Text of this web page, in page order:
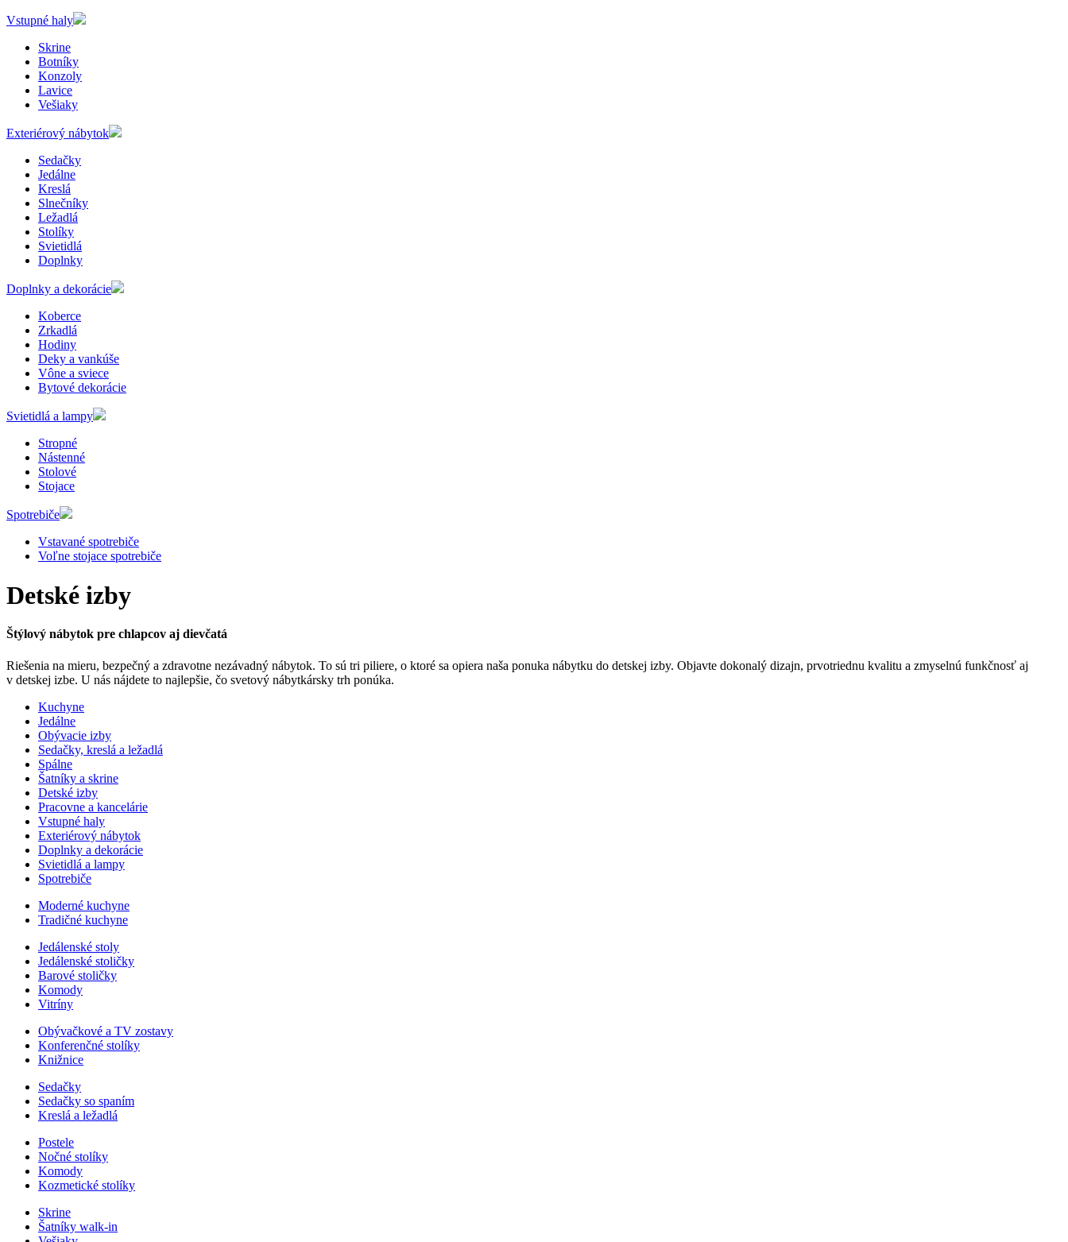
Vstupné haly
Skrine
Botníky
Konzoly
Lavice
Vešiaky
Exteriérový nábytok
Sedačky
Jedálne
Kreslá
Slnečníky
Ležadlá
Stolíky
Svietidlá
Doplnky
Doplnky a dekorácie
Koberce
Zrkadlá
Hodiny
Deky a vankúše
Vône a sviece
Bytové dekorácie
Svietidlá a lampy
Stropné
Nástenné
Stolové
Stojace
Spotrebiče
Vstavané spotrebiče
Voľne stojace spotrebiče
Detské izby
Štýlový nábytok pre chlapcov aj dievčatá
Riešenia na mieru, bezpečný a zdravotne nezávadný nábytok. To sú tri piliere, o ktoré sa opiera naša ponuka nábytku do detskej izby. Objavte dokonalý dizajn, prvotriednu kvalitu a zmyselnú funkčnosť aj
v detskej izbe. U nás nájdete to najlepšie, čo svetový nábytkársky trh ponúka.
Kuchyne
Jedálne
Obývacie izby
Sedačky, kreslá a ležadlá
Spálne
Šatníky a skrine
Detské izby
Pracovne a kancelárie
Vstupné haly
Exteriérový nábytok
Doplnky a dekorácie
Svietidlá a lampy
Spotrebiče
Moderné kuchyne
Tradičné kuchyne
Jedálenské stoly
Jedálenské stoličky
Barové stoličky
Komody
Vitríny
Obývačkové a TV zostavy
Konferenčné stolíky
Knižnice
Sedačky
Sedačky so spaním
Kreslá a ležadlá
Postele
Nočné stolíky
Komody
Kozmetické stolíky
Skrine
Šatníky walk-in